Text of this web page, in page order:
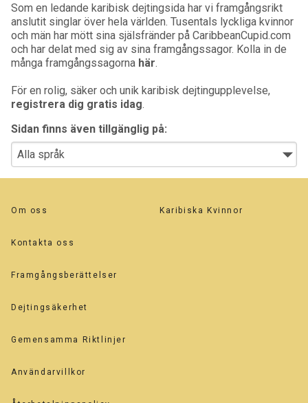
Som en ledande karibisk dejtingsida har vi framgångsrikt
anslutit singlar över hela världen. Tusentals lyckliga kvinnor
och män har mött sina själsfränder på CaribbeanCupid.com
och har delat med sig av sina framgångssagor. Kolla in de
många framgångssagorna här.
För en rolig, säker och unik karibisk dejtingupplevelse,
registrera dig gratis idag.
Sidan finns även tillgänglig på:
Om oss
Kontakta oss
Framgångsberättelser
Dejtingsäkerhet
Gemensamma Riktlinjer
Användarvillkor
Karibiska Kvinnor